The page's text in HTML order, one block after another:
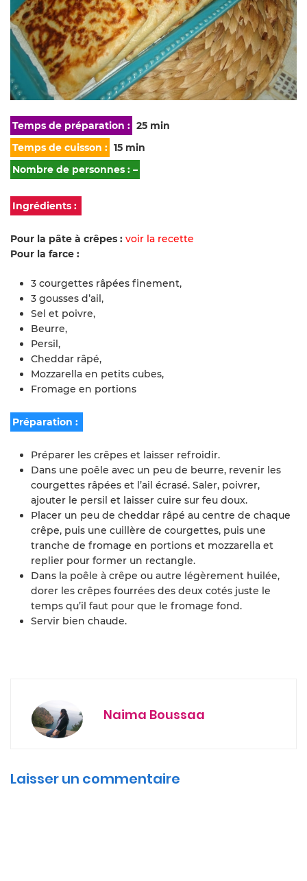
Temps de préparation : 25 min
Temps de cuisson : 15 min
Nombre de personnes : –
Ingrédients :
Pour la pâte à crêpes : voir la recette
Pour la farce :
3 courgettes râpées finement,
3 gousses d’ail,
Sel et poivre,
Beurre,
Persil,
Cheddar râpé,
Mozzarella en petits cubes,
Fromage en portions
Préparation :
Préparer les crêpes et laisser refroidir.
Dans une poêle avec un peu de beurre, revenir les
courgettes râpées et l’ail écrasé. Saler, poivrer,
ajouter le persil et laisser cuire sur feu doux.
Placer un peu de cheddar râpé au centre de chaque
crêpe, puis une cuillère de courgettes, puis une
tranche de fromage en portions et mozzarella et
replier pour former un rectangle.
Dans la poêle à crêpe ou autre légèrement huilée,
dorer les crêpes fourrées des deux cotés juste le
temps qu’il faut pour que le fromage fond.
Servir bien chaude.
Naima Boussaa
Laisser un commentaire